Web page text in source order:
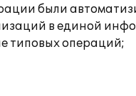
были
в единой
типовых операций;